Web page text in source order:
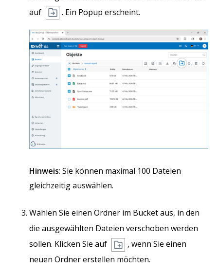
auf
. Ein Popup erscheint.
Hinweis: Sie können maximal 100 Dateien
gleichzeitig auswählen.
Wählen Sie einen Ordner im Bucket aus, in den
die ausgewählten Dateien verschoben werden
sollen. Klicken Sie auf
, wenn Sie einen
neuen Ordner erstellen möchten.